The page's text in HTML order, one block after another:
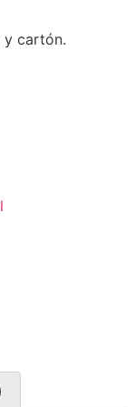
y cartón.